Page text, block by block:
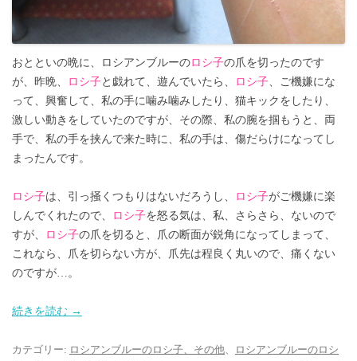
おとといの晩に、ロシアンブルーのロシ子の爪を切ったのです
が、昨晩、
ロシ子と戯れて、遊んでいたら、 ロシ子、ご機嫌にな
って、興奮して、私の手に噛み噛みしたり、猫キックをしたり、
激しい動きをしていたのですが、その際、私の腕を掴もうと、両
手で、私の手を挟んで来た時に、私の手は、傷だらけになってし
まったんです。
ロシ子は、引っ掻くつもりはないだろうし、 ロシ子がご機嫌に楽
しんでくれたので、
ロシ子を怒る気は、私、さらさら、ないので
すが、
ロシ子の爪を切ると、爪の断面が鋭角になってしまって、
これなら、爪を切らない方が、爪先は程良く丸いので、痛くない
のですが…。
続きを読む →
カテゴリー: ロシアンブルーのロシ子、その他、
ロシアンブルーのロシ